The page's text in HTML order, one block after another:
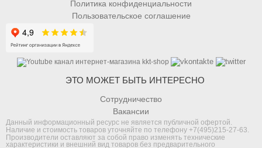
Политика конфиденциальности
Пользовательское соглашение
ЭТО МОЖЕТ БЫТЬ ИНТЕРЕСНО
Сотрудничество
Вакансии
Данный информационный ресурс не является публичной офертой.
Наличие и стоимость товаров уточняйте по телефону +7(495)215-27-63
Производители оставляют за собой право изменять технические
характеристики и внешний вид товаров без предварительного